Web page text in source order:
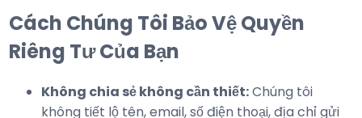
Cách Chúng Tôi Bảo Vệ Quyền
Riêng Tư Của Bạn
Không chia sẻ không cần thiết:Chúng tôi
không tiết lộ tên, email, số điện thoại, địa chỉ gửi